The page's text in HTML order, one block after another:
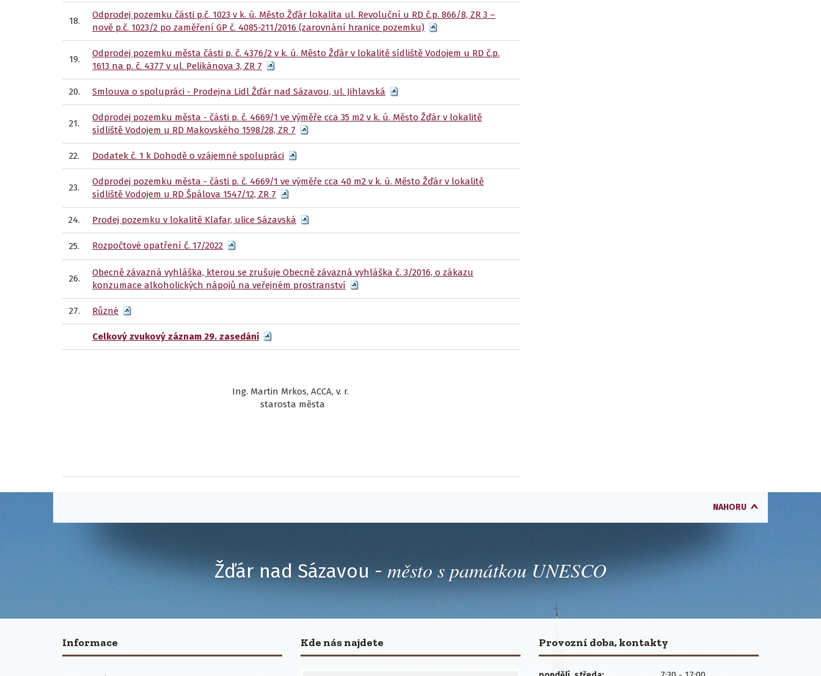
18.
Odprodej pozemku části p.č. 1023 v k. ú. Město Žďár lokalita ul. Revoluční u RD č.p. 866/8, ZR 3 –
nově p.č. 1023/2 po zaměření GP č. 4085-211/2016 (zarovnání hranice pozemku)
19.
Odprodej pozemku města části p. č. 4376/2 v k. ú. Město Žďár v lokalitě sídliště Vodojem u RD č.p.
1613 na p. č. 4377 v ul. Pelikánova 3, ZR 7
20. Smlouva o spolupráci - Prodejna Lidl Žďár nad Sázavou, ul. Jihlavská
21.
Odprodej pozemku města - části p. č. 4669/1 ve výměře cca 35 m2 v k. ú. Město Žďár v lokalitě
sídliště Vodojem u RD Makovského 1598/28, ZR 7
22. Dodatek č. 1 k Dohodě o vzájemné spolupráci
23.
Odprodej pozemku města - části p. č. 4669/1 ve výměře cca 40 m2 v k. ú. Město Žďár v lokalitě
sídliště Vodojem u RD Špálova 1547/12, ZR 7
24. Prodej pozemku v lokalitě Klafar, ulice Sázavská
25. Rozpočtové opatření č. 17/2022
26.
Obecně závazná vyhláška, kterou se zrušuje Obecně závazná vyhláška č. 3/2016, o zákazu
konzumace alkoholických nápojů na veřejném prostranství
27. Různé
Celkový zvukový záznam 29. zasedání
Ing. Martin Mrkos, ACCA, v. r.
starosta města
NAHORU
Žďár nad Sázavou - město s památkou UNESCO
Informace Provozní doba, kontakty
Kde nás najdete